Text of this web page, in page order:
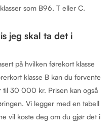
som B96, T eller C.
jeg skal ta det i
på hvilken førekort klasse
klasse B kan du forvente
30 000 kr. Prisen kan også
Vi legger med en tabell
vil koste deg om du gjør det i